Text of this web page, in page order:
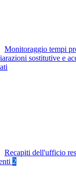
Monitoraggio tempi
sostitutive e
Recapiti dell'ufficio
2